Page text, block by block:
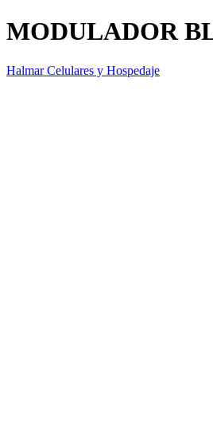
MODULADOR
Halmar Celulares y Hospedaje